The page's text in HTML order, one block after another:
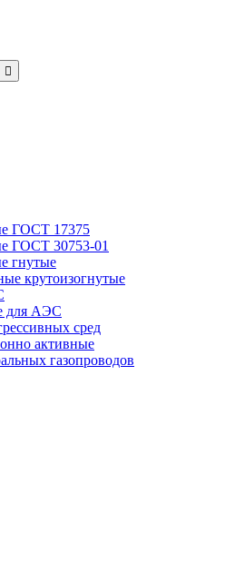
ГОСТ 17375
ГОСТ 30753-01
гнутые
крутоизогнутые
для АЭС
сред
активные
газопроводов